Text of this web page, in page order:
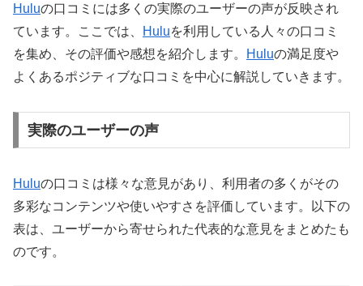
Huluの口コミには多くの実際のユーザーの声が反映され
ています。ここでは、
Huluを利用している人々の口コミ
を集め、その評価や感想を紹介します。
Huluの満足度や
よくあるポジティブな口コミを中心に解説していきます。
実際のユーザーの声
Huluの口コミは様々な意見があり、利用者の多くがその
多彩なコンテンツや使いやすさを評価しています。以下の
表は、ユーザーから寄せられた代表的な意見をまとめたも
のです。